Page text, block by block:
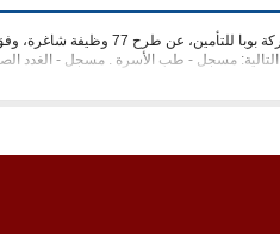
أعلنت شركة بوبا للتأمين، عن طرح 77
التالية: مسجل - طب الأسرة . مسجل - الغدد